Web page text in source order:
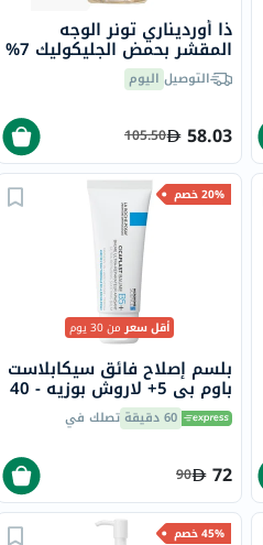
ذا أورديناري تونر الوجه
المقشر بحمض الجليكوليك 7%
لتوحيد لون البشرة 240 مل
التوصيل اليوم
58.03
105.50
20% خصم
أقل سعرمن 30 يوم
بلسم إصلاح فائق سيكابلاست
باوم بي 5+ لاروش بوزيه - 40
مل 60 دقيقة تصلك في
72
90
45% خصم